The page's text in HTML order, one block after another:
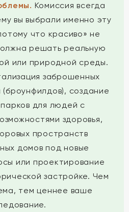
Комиссия всегда
вы выбрали именно эту
что красиво» не
решать реальную
или природной среды.
заброшенных
создание
для людей с
здоровья,
пространств
домов под новые
или проектирование
застройке. Чем
тем ценнее ваше